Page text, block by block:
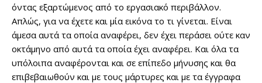
όντας εξαρτώμενος από το εργασιακό περιβάλλον.
Απλώς, για να έχετε και μία εικόνα το τι γίνεται. Είναι
άμεσα αυτά τα οποία αναφέρει, δεν έχει περάσει ούτε καν
οκτάμηνο από αυτά τα οποία έχει αναφέρει. Και όλα τα
υπόλοιπα αναφέρονται και σε επίπεδο μήνυσης και θα
επιβεβαιωθούν και με τους μάρτυρες και με τα έγγραφα